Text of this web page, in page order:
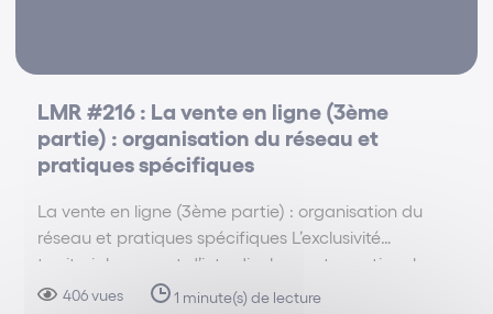
LMR #216 : La vente en ligne (3ème
partie) : organisation du réseau et
pratiques spécifiques
La vente en ligne (3ème partie) : organisation du
réseau et pratiques spécifiques L’exclusivité
territoriale permet d’interdire les ventes actives hors
zone mais jamais les ventes passives. (Règlement UE
406 vues 1 minute(s) de lecture